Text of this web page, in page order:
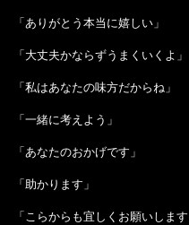
「ありがとう本当に嬉しい」
「大丈夫かならずうまくいくよ」
「私はあなたの味方だからね」
「一緒に考えよう」
「あなたのおかげです」
「助かります」
「こらからも宜しくお願いします